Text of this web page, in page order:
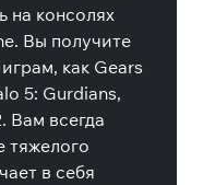
на консолях
Вы получите
как Gears
5: Gurdians,
Вам всегда
тяжелого
в себя